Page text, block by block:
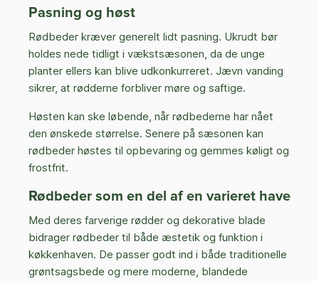
Pasning og høst
Rødbeder kræver generelt lidt pasning. Ukrudt bør
holdes nede tidligt i vækstsæsonen, da de unge
planter ellers kan blive udkonkurreret. Jævn vanding
sikrer, at rødderne forbliver møre og saftige.
Høsten kan ske løbende, når rødbederne har nået
den ønskede størrelse. Senere på sæsonen kan
rødbeder høstes til opbevaring og gemmes køligt og
frostfrit.
Rødbeder som en del af en varieret have
Med deres farverige rødder og dekorative blade
bidrager rødbeder til både æstetik og funktion i
køkkenhaven. De passer godt ind i både traditionelle
grøntsagsbede og mere moderne, blandede